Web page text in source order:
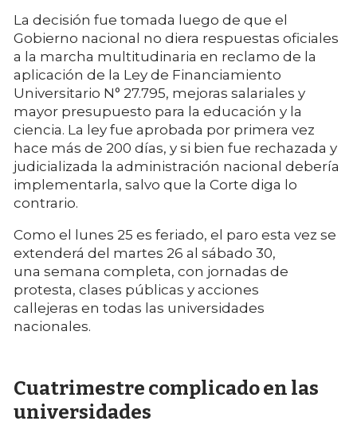
La decisión fue tomada luego de que el
Gobierno nacional no diera respuestas oficiales
a la marcha multitudinaria en reclamo de la
aplicación de la Ley de Financiamiento
Universitario N° 27.795, mejoras salariales y
mayor presupuesto para la educación y la
ciencia. La ley fue aprobada por primera vez
hace más de 200 días, y si bien fue rechazada y
judicializada la administración nacional debería
implementarla, salvo que la Corte diga lo
contrario.
Como el lunes 25 es feriado, el paro esta vez se
extenderá del martes 26 al sábado 30,
una semana completa, con jornadas de
protesta, clases públicas y acciones
callejeras en todas las universidades
nacionales.
Cuatrimestre complicado en las
universidades